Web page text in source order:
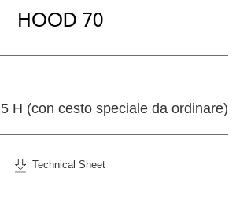
HOOD 70
H (con cesto speciale da ordinare)
Technical Sheet